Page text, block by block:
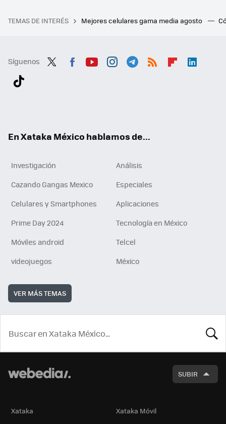
TEMAS DE INTERÉS Mejores celulares gama media agosto
Síguenos
En Xataka México hablamos de...
Investigación
Análisis
Cazando Gangas Mexico
Especiales
Celulares y Smartphones
Aplicaciones
Prime Day 2024
Tecnología en México
Móviles android
Telcel
videojuegos
México
VER MÁS TEMAS
SUBIR
Xataka
Xataka Móvil